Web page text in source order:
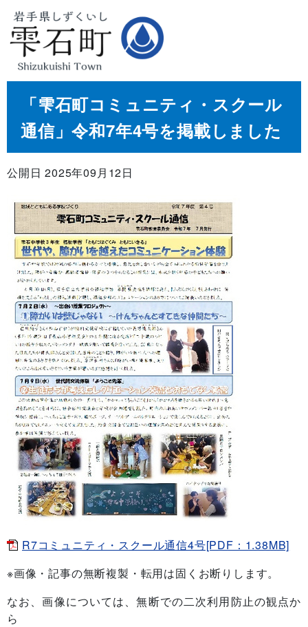
「雫石町コミュニティ・スクール
通信」令和7年4号を掲載しました
公開日 2025年09月12日
R7コミュニティ・スクール通信4号[PDF：1.38MB]
※画像・記事の無断複製・転用は固くお断りします。
なお、画像については、無断での二次利用防止の観点か
ら